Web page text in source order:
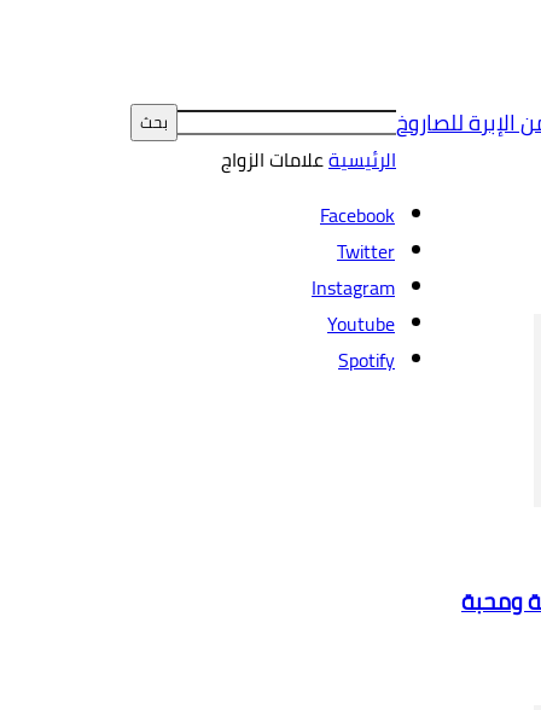
الإبرة للصاروخ
الرئيسيةعلاماتالزواج
Facebook
Twitter
Instagram
Youtube
Spotify